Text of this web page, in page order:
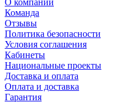
О компании
Команда
Отзывы
Политика безопасности
Условия соглашения
Кабинеты
Национальные проекты
Доставка и оплата
Оплата и доставка
Гарантия